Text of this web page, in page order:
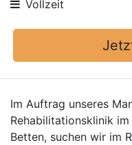
Vollzeit
Im Auftrag unseres
Rehabilitationsklinik
Betten, suchen wir im